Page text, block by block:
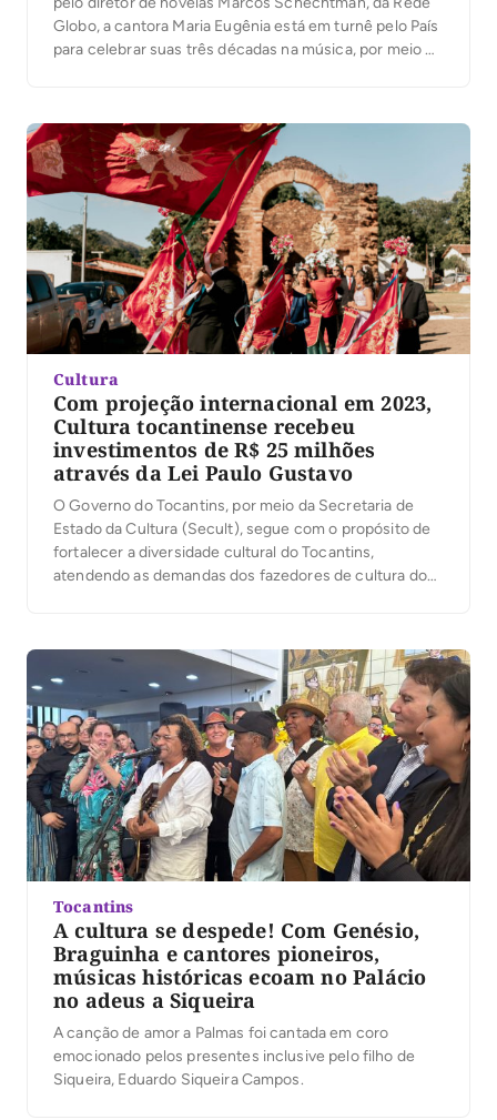
Globo, a cantora Maria Eugênia está em turnê pelo País
para celebrar suas três décadas na música, por meio do
[…]
Cultura
Com projeção internacional em 2023,
Cultura tocantinense recebeu
investimentos de R$ 25 milhões
através da Lei Paulo Gustavo
O Governo do Tocantins, por meio da Secretaria de
Estado da Cultura (Secult), segue com o propósito de
fortalecer a diversidade cultural do Tocantins,
atendendo as demandas dos fazedores de cultura do
a Secult alinha-se ao Governo Federal […]
Tocantins
A cultura se despede! Com Genésio,
Braguinha e cantores pioneiros,
músicas históricas ecoam no Palácio
no adeus a Siqueira
A canção de amor a Palmas foi cantada em coro
emocionado pelos presentes inclusive pelo filho de
Siqueira, Eduardo Siqueira Campos.